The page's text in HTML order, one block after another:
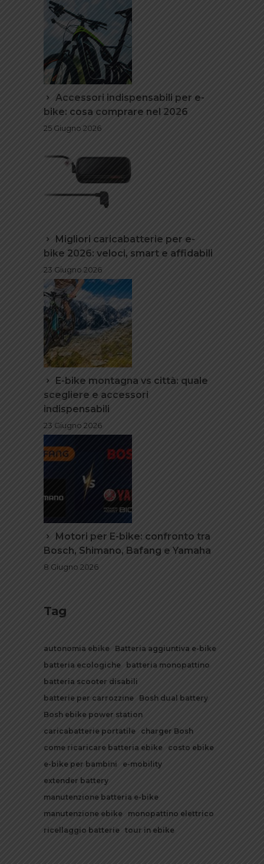
Accessori indispensabili per e-
bike: cosa comprare nel 2026
25 Giugno 2026
Migliori caricabatterie per e-
bike 2026: veloci, smart e affidabili
23 Giugno 2026
E-bike montagna vs città: quale
scegliere e accessori
indispensabili
23 Giugno 2026
Motori per E-bike: confronto tra
Bosch, Shimano, Bafang e Yamaha
8 Giugno 2026
Tag
autonomia ebike
Batteria aggiuntiva e-bike
batteria ecologiche
batteria monopattino
batteria scooter disabili
batterie per carrozzine
Bosh dual battery
Bosh ebike power station
caricabatterie portatile
charger Bosh
come ricaricare batteria ebike
costo ebike
e-bike per bambini
e-mobility
extender battery
manutenzione batteria e-bike
manutenzione ebike
monopattino elettrico
ricellaggio batterie tour in ebike